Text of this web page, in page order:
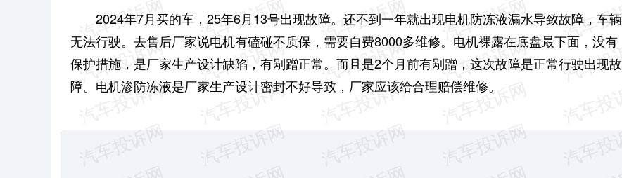
2024年7月买的车，25年6月13号出现故障。还不到一年就出现电机防冻液漏水导致故障，车辆
无法行驶。去售后厂家说电机有磕碰不质保，需要自费8000多维修。电机裸露在底盘最下面，没有
保护措施，是厂家生产设计缺陷，有剐蹭正常。而且是2个月前有剐蹭，这次故障是正常行驶出现故
障。电机渗防冻液是厂家生产设计密封不好导致，厂家应该给合理赔偿维修。